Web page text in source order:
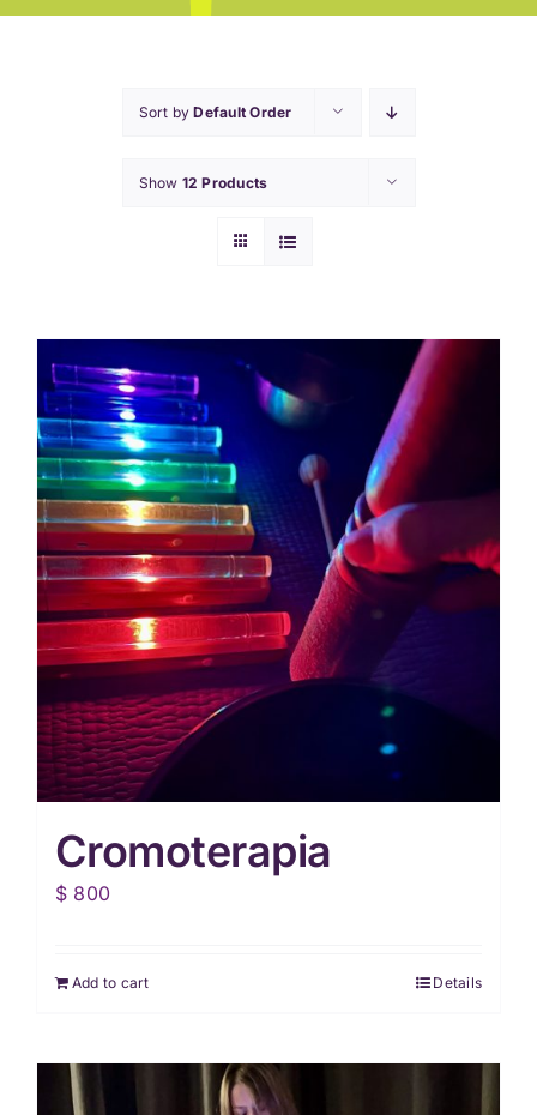
Sort byDefault Order
Show 12 Products
Cromoterapia
$ 800
Add to cart Details